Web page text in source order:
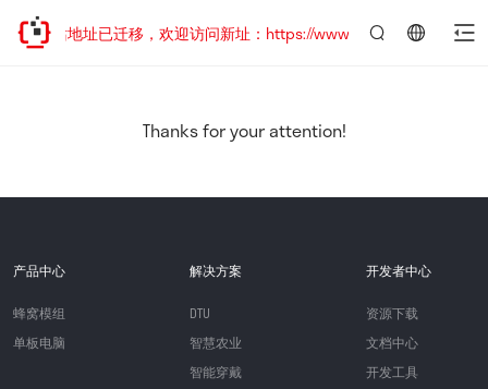
网站地址已迁移，欢迎访问新址：https://www.quectel.com.cn
Thanks for your attention!
产品中心
蜂窝模组
单板电脑
解决方案
DTU
智慧农业
智能穿戴
开发者中心
资源下载
文档中心
开发工具